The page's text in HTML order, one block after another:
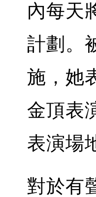
內每天
計劃。
施，她
金頂表
表演場
對於有